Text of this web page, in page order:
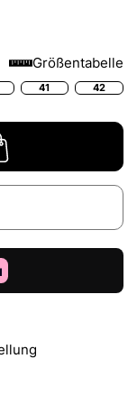
Größentabelle
41 42